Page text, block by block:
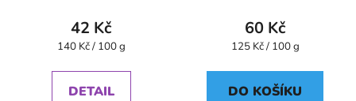
42 Kč
Měrná
140 Kč / 100 g
DETAIL
60 Kč
Měrná
125 Kč / 100 g
DO KOŠÍKU